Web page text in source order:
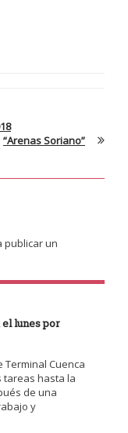
“Arenas Soriano”
publicar un
el lunes por
Terminal Cuenca
tareas hasta la
de una
y